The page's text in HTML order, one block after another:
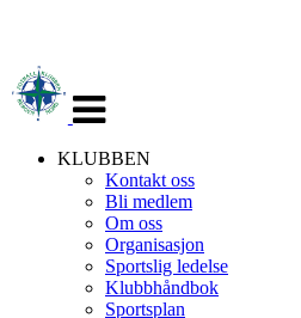
navigasjon
KLUBBEN
Kontakt oss
Bli medlem
Om oss
Organisasjon
Sportslig ledelse
Klubbhåndbok
Sportsplan